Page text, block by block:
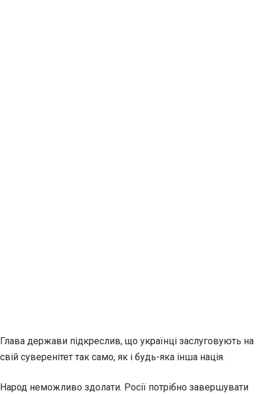
Глава держави підкреслив, що українці заслуговують на
свій суверенітет так само, як і будь-яка інша нація.
Народ неможливо здолати. Росії потрібно завершувати